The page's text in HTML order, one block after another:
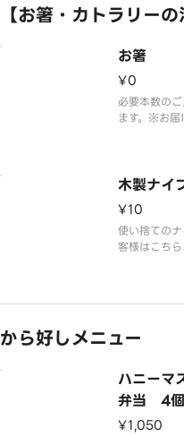
【お箸・カトラリー
お箸
¥0
必要本数の
ます。※お届
木製ナイ
¥10
使い捨ての
客様はこち
から好しメニュー
ハニーマ
弁当 4個
¥1,050